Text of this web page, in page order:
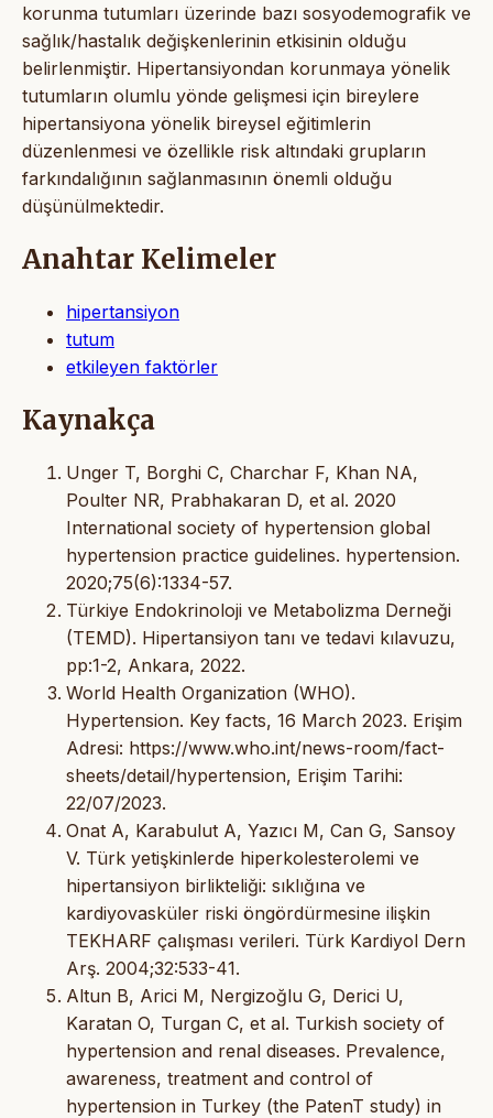
korunma tutumları üzerinde bazı sosyodemografik ve
sağlık/hastalık değişkenlerinin etkisinin olduğu
belirlenmiştir. Hipertansiyondan korunmaya yönelik
tutumların olumlu yönde gelişmesi için bireylere
hipertansiyona yönelik bireysel eğitimlerin
düzenlenmesi ve özellikle risk altındaki grupların
farkındalığının sağlanmasının önemli olduğu
düşünülmektedir.
Anahtar Kelimeler
hipertansiyon
tutum
etkileyen faktörler
Kaynakça
Unger T, Borghi C, Charchar F, Khan NA,
Poulter NR, Prabhakaran D, et al. 2020
International society of hypertension global
hypertension practice guidelines. hypertension.
2020;75(6):1334-57.
Türkiye Endokrinoloji ve Metabolizma Derneği
(TEMD). Hipertansiyon tanı ve tedavi kılavuzu,
pp:1-2, Ankara, 2022.
World Health Organization (WHO).
Hypertension. Key facts, 16 March 2023. Erişim
Adresi: https://www.who.int/news-room/fact-
sheets/detail/hypertension, Erişim Tarihi:
22/07/2023.
Onat A, Karabulut A, Yazıcı M, Can G, Sansoy
V. Türk yetişkinlerde hiperkolesterolemi ve
hipertansiyon birlikteliği: sıklığına ve
kardiyovasküler riski öngördürmesine ilişkin
TEKHARF çalışması verileri. Türk Kardiyol Dern
Arş. 2004;32:533-41.
Altun B, Arici M, Nergizoğlu G, Derici U,
Karatan O, Turgan C, et al. Turkish society of
hypertension and renal diseases. Prevalence,
awareness, treatment and control of
hypertension in Turkey (the PatenT study) in